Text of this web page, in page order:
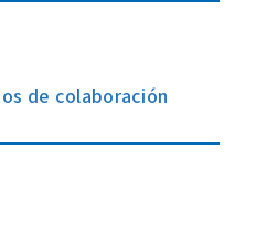
de colaboración